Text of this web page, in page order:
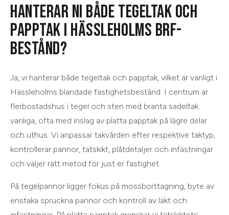
HANTERAR NI BÅDE TEGELTAK OCH
PAPPTAK I HÄSSLEHOLMS BRF-
BESTÅND?
Ja, vi hanterar både tegeltak och papptak, vilket är vanligt i
Hässleholms blandade fastighetsbestånd. I centrum är
flerbostadshus i tegel och sten med branta sadeltak
vanliga, ofta med inslag av platta papptak på lägre delar
och uthus. Vi anpassar takvården efter respektive taktyp,
kontrollerar pannor, tätskikt, plåtdetaljer och infästningar
och väljer rätt metod för just er fastighet.
På tegelpannor ligger fokus på mossborttagning, byte av
enstaka spruckna pannor och kontroll av läkt och